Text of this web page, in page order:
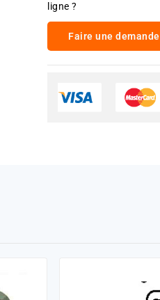
ligne ?
Faire une demande